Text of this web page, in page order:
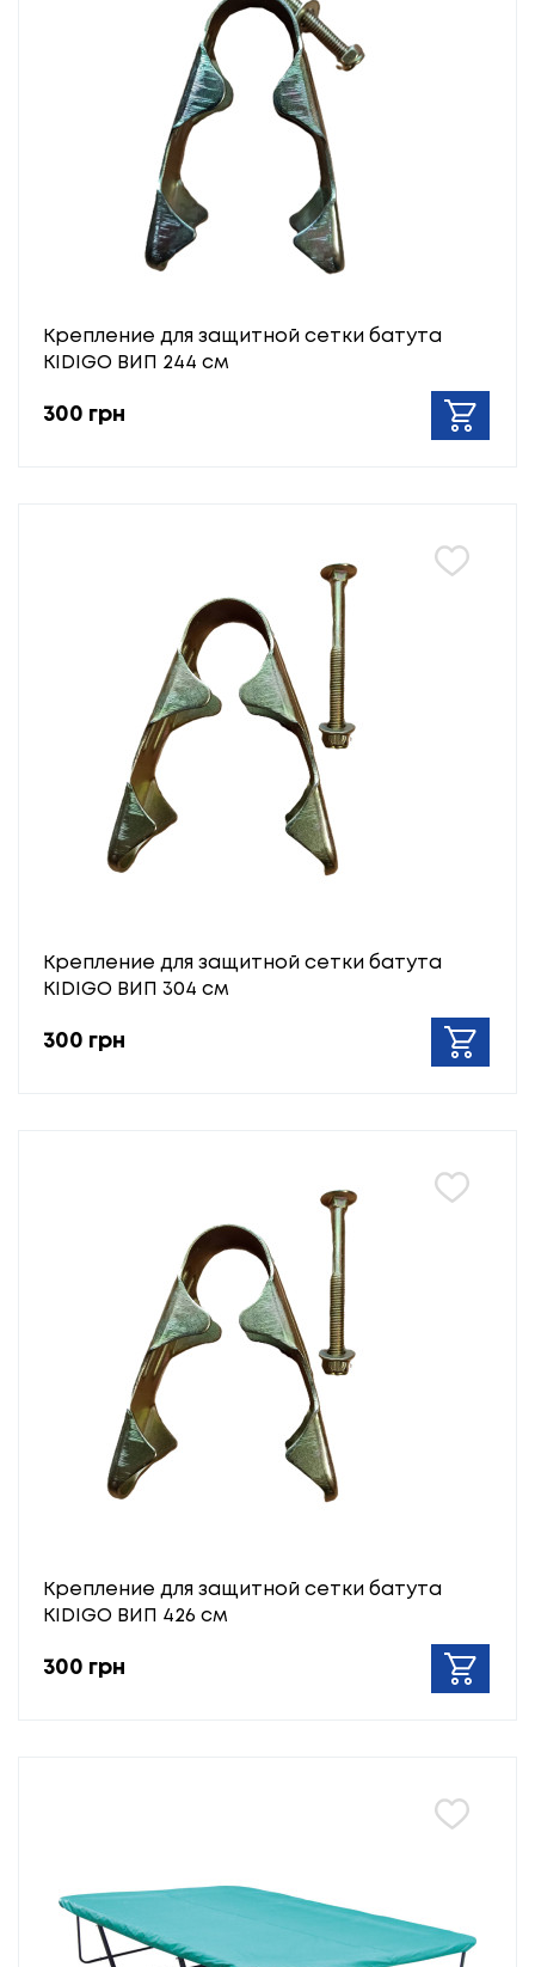
Крепление для защитной сетки батута
KIDIGO ВИП 244 см
300 грн
Крепление для защитной сетки батута
KIDIGO ВИП 304 см
300 грн
Крепление для защитной сетки батута
KIDIGO ВИП 426 см
300 грн